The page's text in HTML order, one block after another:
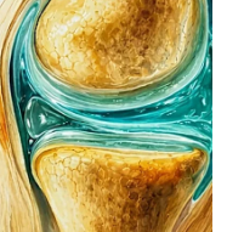
E-Mel setiap